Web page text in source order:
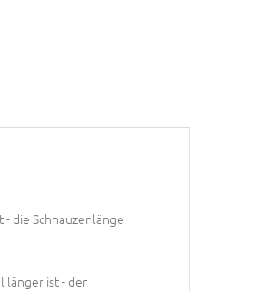
die Schnauzenlänge
länger ist - der